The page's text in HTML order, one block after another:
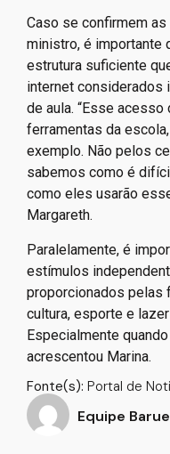
Caso se confirmem
ministro, é importante
estrutura suficiente
internet considerados
de aula. “Esse
ferramentas da
exemplo. Não pelos
sabemos como é
como eles usarão
Margareth.
Paralelamente, é
estímulos
proporcionados pelas
cultura, esporte e
Especialmente
acrescentou Marina.
Fonte(s): Portal de
Equipe